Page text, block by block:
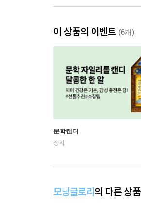
이 상품의 이벤트 (6개)
문학캔디
상시
모닝글로리의 다른 상품